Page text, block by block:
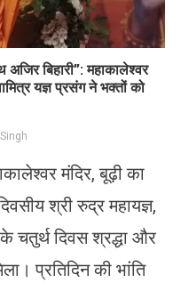
बिहारी”: महाकालेश्वर
यज्ञ प्रसंग ने भक्तों को
मंदिर, बूढ़ी का
श्री रुद्र महायज्ञ,
चतुर्थ दिवस श्रद्धा और
प्रतिदिन की भांति